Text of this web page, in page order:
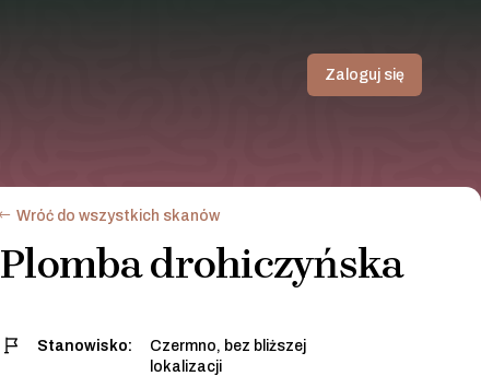
Zaloguj się
Wróć do wszystkich skanów
Plomba drohiczyńska
Stanowisko:
Czermno, bez bliższej
lokalizacji